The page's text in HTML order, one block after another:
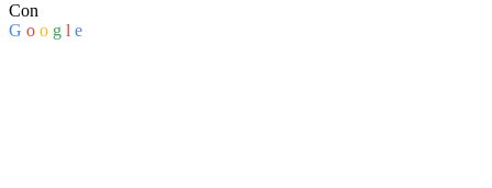
Con
G o o g l e